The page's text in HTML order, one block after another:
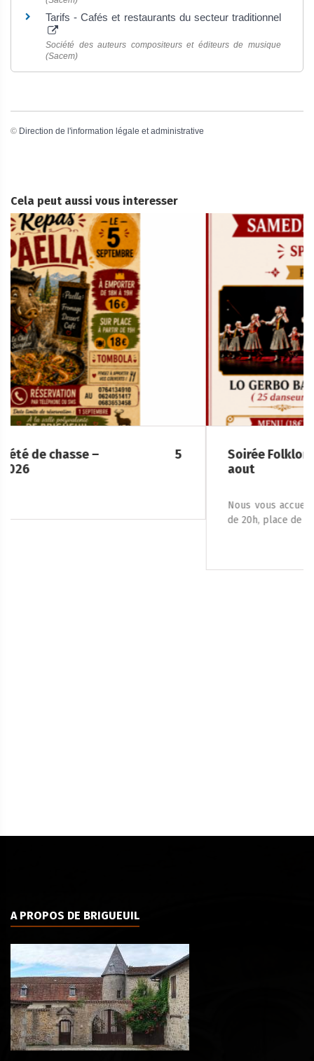
Tarifs - Cafés et restaurants du secteur traditionnel
Société des auteurs compositeurs et éditeurs de musique
(Sacem)
© Direction de l'information légale et administrative
Cela peut aussi vous interesser
Soirée Folklorique – Brigueuil – Samedi 08
Nous vous accueillons le samedi 8 août 2026, à partir
de 20h, place de la […]
A PROPOS DE BRIGUEUIL